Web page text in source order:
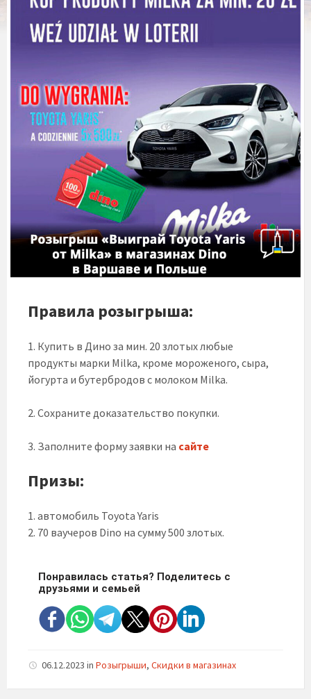
Правила розыгрыша:
1. Купить в Дино за мин. 20 злотых любые
продукты марки Milka, кроме мороженого, сыра,
йогурта и бутербродов с молоком Milka.
2. Сохраните доказательство покупки.
3. Заполните форму заявки на сайте
Призы:
1. автомобиль Toyota Yaris
2. 70 ваучеров Dino на сумму 500 злотых.
Понравилась статья? Поделитесь с
друзьями и семьей
06.12.2023 in Розыгрыши, Скидки в магазинах